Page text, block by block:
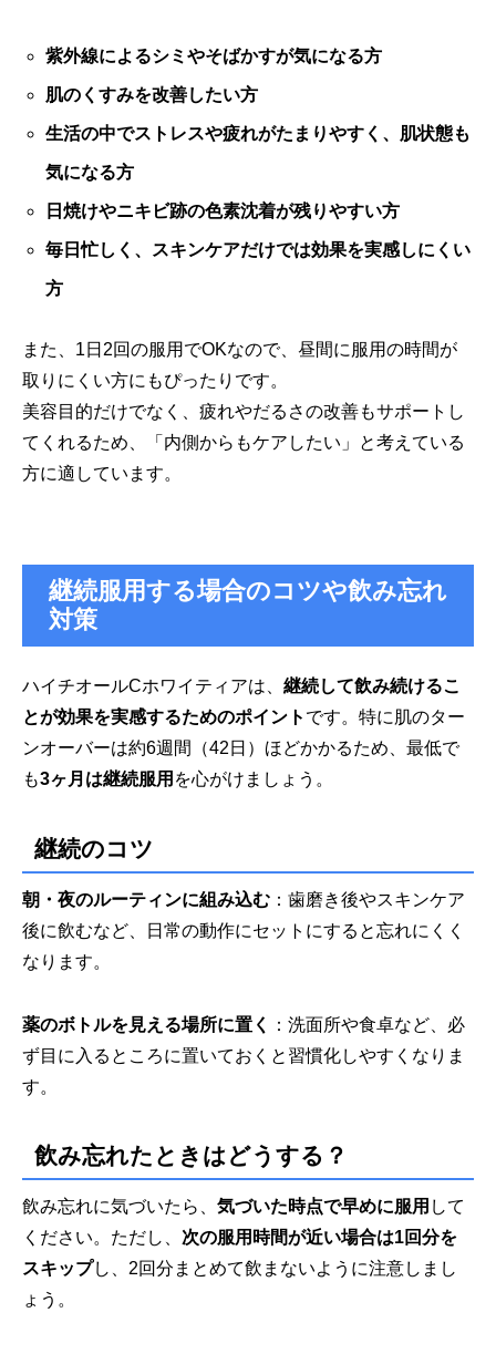
紫外線によるシミやそばかすが気になる方
肌のくすみを改善したい方
生活の中でストレスや疲れがたまりやすく、肌状態も
気になる方
日焼けやニキビ跡の色素沈着が残りやすい方
毎日忙しく、スキンケアだけでは効果を実感しにくい
方
また、1日2回の服用でOKなので、昼間に服用の時間が
取りにくい方にもぴったりです。
美容目的だけでなく、疲れやだるさの改善もサポートし
てくれるため、「内側からもケアしたい」と考えている
方に適しています。
継続服用する場合のコツや飲み忘れ
対策
ハイチオールCホワイティアは、 継続して飲み続けるこ
とが効果を実感するためのポイント です。特に肌のター
ンオーバーは約6週間（42日）ほどかかるため、最低で
も3ヶ月は継続服用 を心がけましょう。
継続のコツ
朝・夜のルーティンに組み込む ：歯磨き後やスキンケア
後に飲むなど、日常の動作にセットにすると忘れにくく
なります。
薬のボトルを見える場所に置く
：洗面所や食卓など、必
ず目に入るところに置いておくと習慣化しやすくなりま
す。
飲み忘れたときはどうする？
飲み忘れに気づいたら、 気づいた時点で早めに服用 して
ください。ただし、 次の服用時間が近い場合は1回分を
スキップし、2回分まとめて飲まないように注意しまし
ょう。